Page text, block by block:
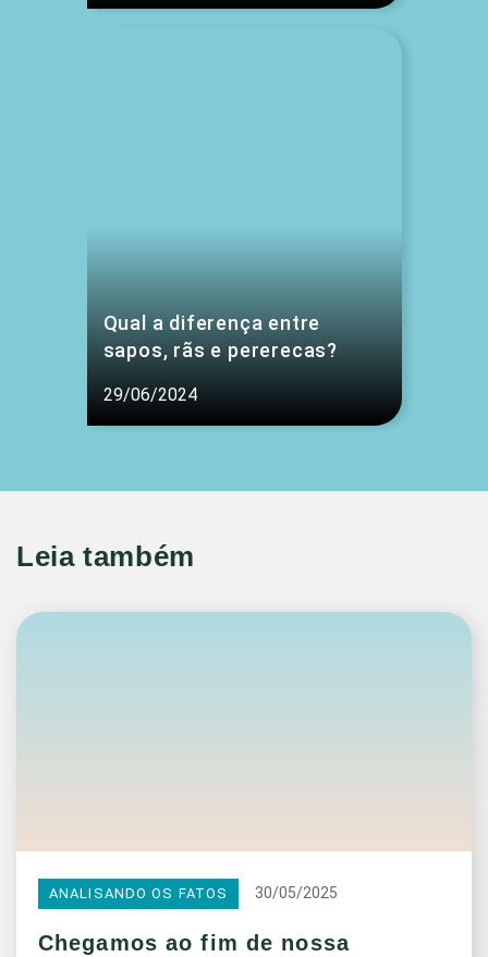
Qual a diferença entre
sapos, rãs e pererecas?
29/06/2024
Leia também
ANALISANDO OS FATOS 30/05/2025
Chegamos ao fim de nossa